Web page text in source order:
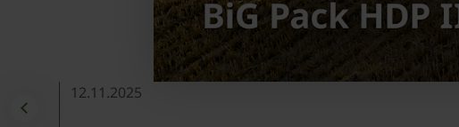
12.11.2025